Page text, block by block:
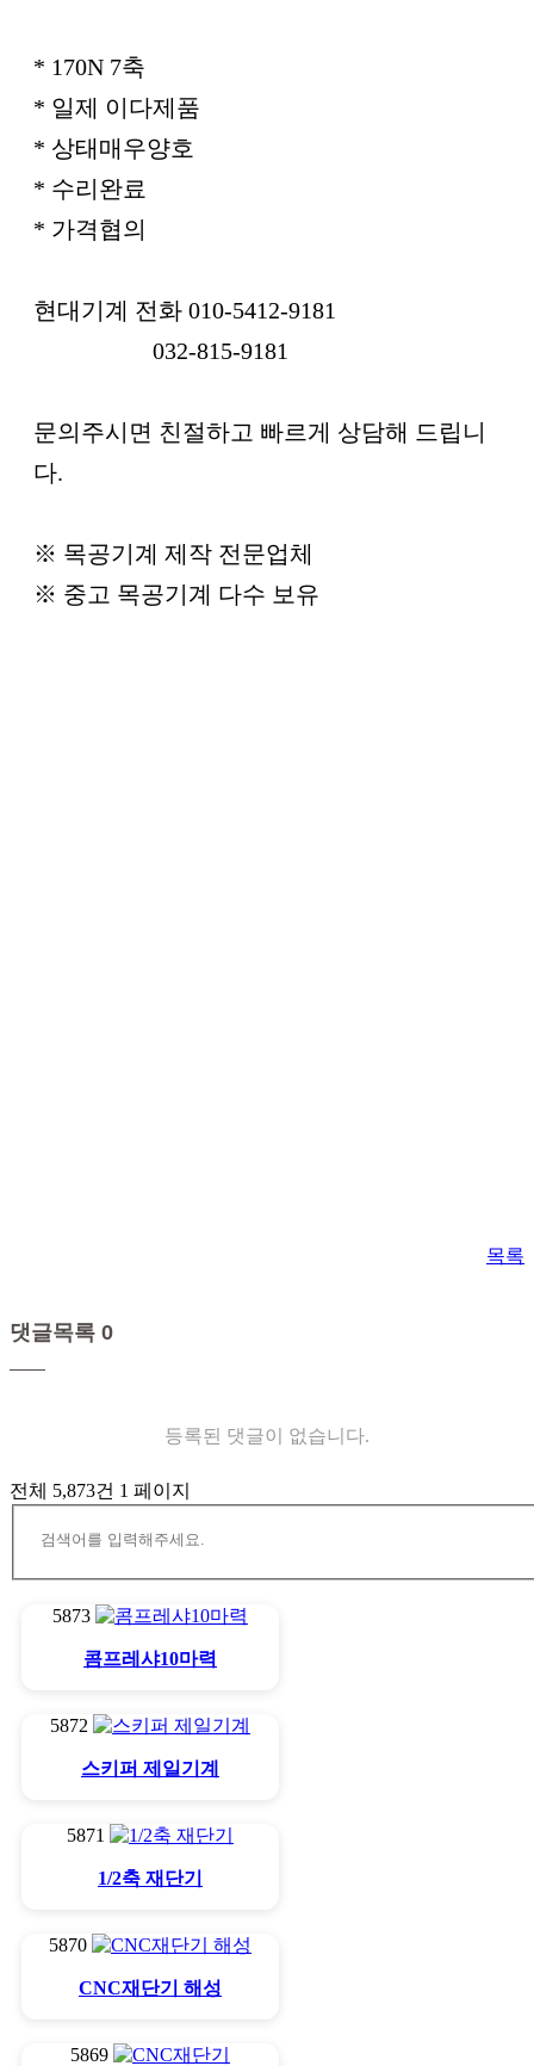
* 170N 7축
* 일제 이다제품
* 상태매우양호
* 수리완료
* 가격협의
현대기계 전화 010-5412-9181
032-815-9181
문의주시면 친절하고 빠르게 상담해 드립니
다.
※ 목공기계 제작 전문업체
※ 중고 목공기계 다수 보유
목록
댓글목록 0
등록된 댓글이 없습니다.
전체 5,873건 1 페이지
5873
콤프레샤10마력
5872
스키퍼 제일기계
5871
1/2축 재단기
5870
CNC재단기 해성
5869